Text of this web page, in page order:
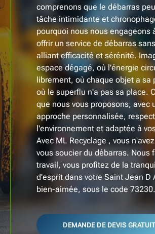
comprenons que le débarras
tâche intimidante et
pourquoi nous nous engageons
offrir un service de débarras
alliant efficacité et sérénité.
espace dégagé, où l'énergie
librement, où chaque objet a sa
où le superflu n'a pas sa place.
que nous vous proposons, avec
approche personnalisée,
l'environnement et adaptée à
Avec ML Recyclage , vous
vous soucier du débarras. Nous
travail, vous profitez de la
d'esprit dans votre Saint Jean D
bien-aimée, sous le code 73230.
DEMANDE DE DEVIS GRATUIT